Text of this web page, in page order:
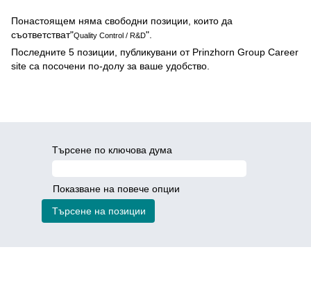
Понастоящем няма свободни позиции, които да
съответстват"Quality Control / R&D".
Последните 5 позиции, публикувани от Prinzhorn Group Career
site са посочени по-долу за ваше удобство.
Търсене по ключова дума
Показване на повече опции